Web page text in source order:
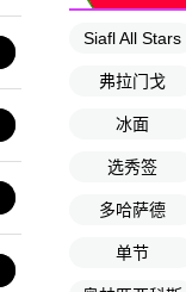
Siafl All Stars
弗拉门戈
冰面
选秀签
多哈萨德
单节